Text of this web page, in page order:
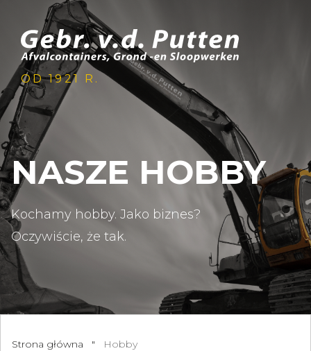
OD 1921 R.
NASZE HOBBY
Kochamy hobby. Jako biznes?
Oczywiście, że tak.
Strona główna " Hobby